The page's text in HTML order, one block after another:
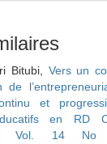
Bitubi, Vers un
de
et
en RD
Vol. 14